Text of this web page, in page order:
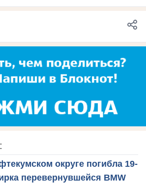
округе погибла 19-
перевернувшейся BMW